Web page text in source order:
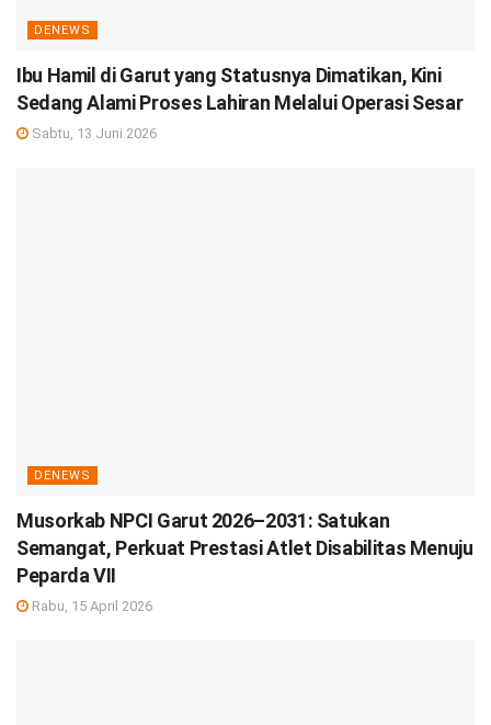
DENEWS
Ibu Hamil di Garut yang Statusnya Dimatikan, Kini
Sedang Alami Proses Lahiran Melalui Operasi Sesar
Sabtu, 13 Juni 2026
DENEWS
Musorkab NPCI Garut 2026–2031: Satukan
Semangat, Perkuat Prestasi Atlet Disabilitas Menuju
Peparda VII
Rabu, 15 April 2026